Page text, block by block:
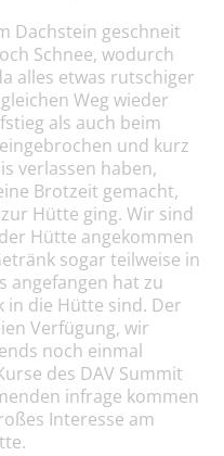
Dachstein geschneit
Schnee, wodurch
alles etwas rutschiger
Weg wieder
als auch beim
und kurz
verlassen haben,
Brotzeit gemacht,
Hütte ging. Wir sind
Hütte angekommen
sogar teilweise in
angefangen hat zu
in die Hütte sind. Der
Verfügung, wir
noch einmal
des DAV Summit
infrage kommen
Interesse am